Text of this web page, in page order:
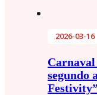
2026-03-16
Carnaval
segundo